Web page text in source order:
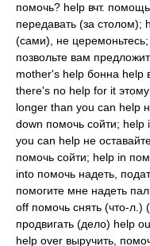
помочь? help вчт.
передавать (за столом);
(сами), не
позвольте вам
mother's help бонна help
there's no help for it
longer than you can help
down помочь сойти; help
you can help не
помочь сойти; help in
into помочь надеть,
помогите мне надеть
off помочь снять (что-л.)
продвигать (дело) help
help over выручить,